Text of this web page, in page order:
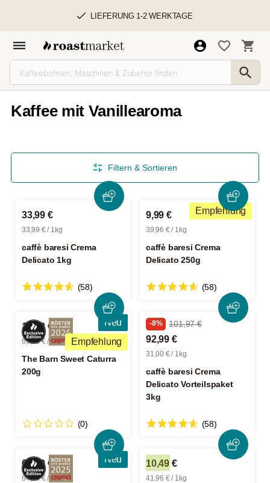
LIEFERUNG 1-2 WERKTAGE
Kaffee mit Vanillearoma
Filtern & Sortieren
33,99 €
33,99 € / 1kg
caffè baresi Crema
Delicato 1kg
(58)
Empfehlung
9,99 €
39,96 € / 1kg
caffè baresi Crema
Delicato 250g
(58)
Neu
Empfehlung
13,99 €
69,95 € / 1kg
The Barn Sweet Caturra
200g
(0)
-8% 101,97 €
92,99 €
31,00 € / 1kg
caffè baresi Crema
Delicato Vorteilspaket
3kg
(58)
Neu
64,99 €
64,99 € / 1kg
10,49 €
41,96 € / 1kg